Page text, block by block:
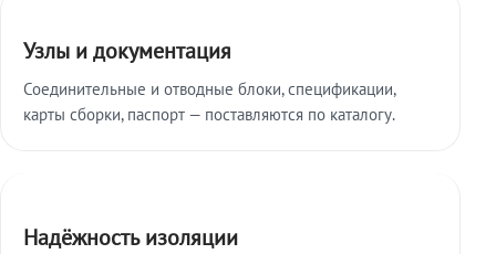
Узлы и документация
Соединительные и отводные блоки, спецификации,
карты сборки, паспорт — поставляются по каталогу.
Надёжность изоляции